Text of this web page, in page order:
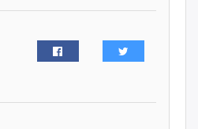
шалгуулж, торны цаана
улсаас авдаг хараат байдлаа